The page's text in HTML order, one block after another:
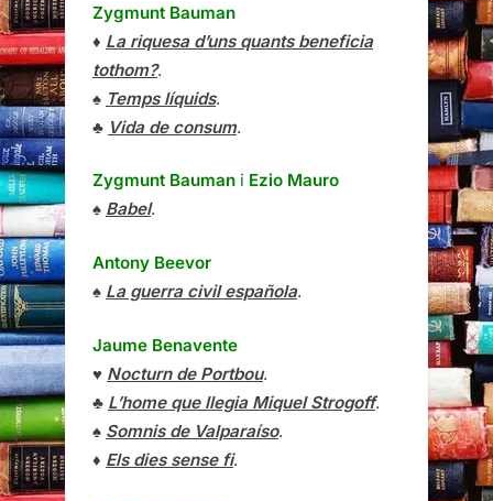
Zygmunt Bauman
♦ La riquesa d’uns quants beneficia
tothom?.
♠ Temps líquids.
♣ Vida de consum.
Zygmunt Bauman i Ezio Mauro
♠ Babel.
Antony Beevor
♠ La guerra civil española.
Jaume Benavente
♥ Nocturn de Portbou.
♣ L’home que llegia Miquel Strogoff.
♠ Somnis de Valparaíso.
♦ Els dies sense fi.